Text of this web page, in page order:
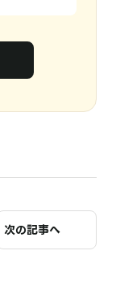
次の記事へ